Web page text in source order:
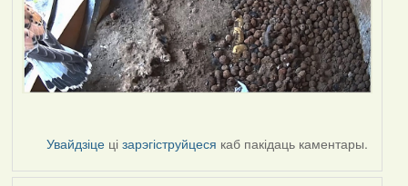
Увайдзіце цізарэгіструйцеся каб пакідаць каментары.